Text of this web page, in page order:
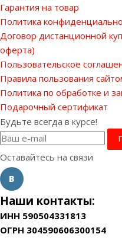
Гарантия на товар
Политика
Договор дистанционной
оферта)
Пользовательское
Правила пользования
Политика по обработке и
Подарочный сертификат
Будьте всегда в курсе!
Оставайтесь на связи
Наши контакты:
ИНН 590504331813
ОГРН 304590606300154